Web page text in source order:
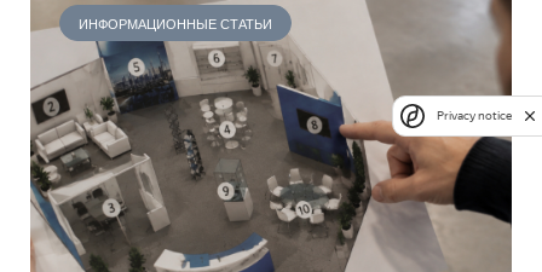
ИНФОРМАЦИОННЫЕ СТАТЬИ
Privacy notice